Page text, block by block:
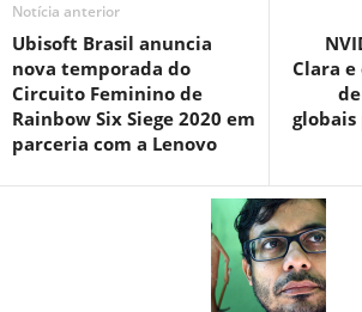
Notícia anterior
Ubisoft Brasil anuncia
nova temporada do
Circuito Feminino de
Rainbow Six Siege 2020 em
parceria com a Lenovo
Clara